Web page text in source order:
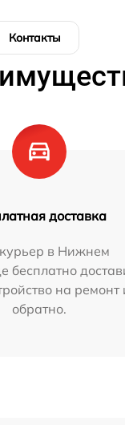
Контакты
доставка
в Нижнем
бесплатно
на ремонт
обратно.